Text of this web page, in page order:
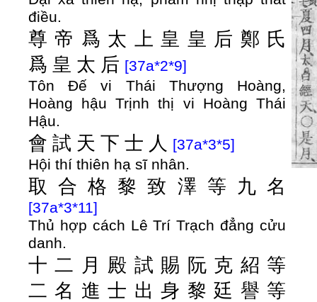
điều.
尊 帝 爲 太 上 皇 皇 后 鄭 氏
爲 皇 太 后 [37a*2*9]
Tôn Đế vi Thái Thượng Hoàng,
Hoàng hậu Trịnh thị vi Hoàng Thái
Hậu.
會 試 天 下 士 人 [37a*3*5]
Hội thí thiên hạ sĩ nhân.
取合格 黎致 澤 等 九 名
[37a*3*11]
Thủ hợp cách Lê Trí Trạch đẳng cửu
danh.
十二 月 殿 試 賜 阮 克 紹 等
二名 進士 出身 黎廷 譽 等